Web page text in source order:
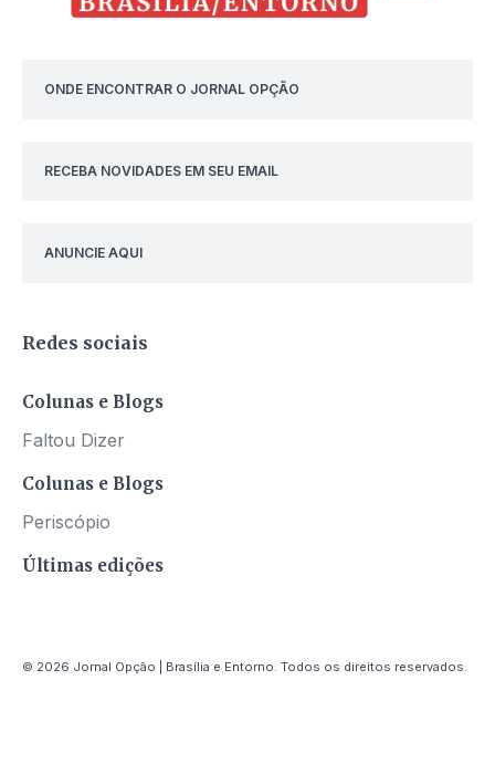
ONDE ENCONTRAR O JORNAL OPÇÃO
RECEBA NOVIDADES EM SEU EMAIL
ANUNCIE AQUI
Redes sociais
Colunas e Blogs
Faltou Dizer
Colunas e Blogs
Periscópio
Últimas edições
© 2026 Jornal Opção | Brasília e Entorno. Todos os direitos reservados.